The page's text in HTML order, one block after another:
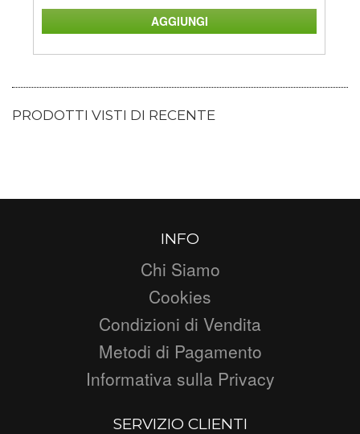
PRODOTTI VISTI DI RECENTE
INFO
Chi Siamo
Cookies
Condizioni di Vendita
Metodi di Pagamento
Informativa sulla Privacy
SERVIZIO CLIENTI